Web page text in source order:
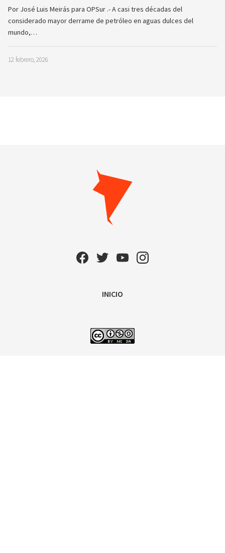
Por José Luis Meirás para OPSur .- A casi tres décadas del
considerado mayor derrame de petróleo en aguas dulces del
mundo,…
12 febrero, 2026
INICIO